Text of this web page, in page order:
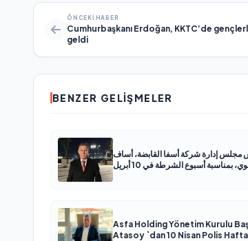
ÖNCEKI HABER
Cumhurbaşkanı Erdoğan, KKTC’de
geldi
BENZER GELIŞMELER
مجلس إدارة شركة أسفا القابضة، أساف
بمناسبة أسبوع الشرطة في 10 أبريل
Asfa Holding Yönetim Kurulu
Atasoy `dan 10 Nisan Polis